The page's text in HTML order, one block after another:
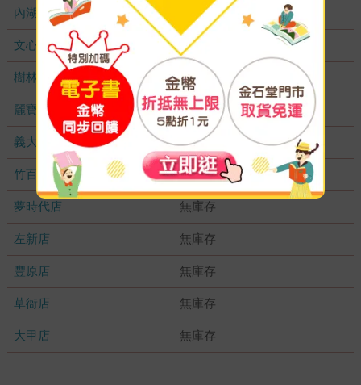
內湖大潤發 無庫存
文心店 無庫存
樹林店 無庫存
麗寶店 無庫存
義大店 無庫存
竹百店 無庫存
夢時代店 無庫存
左新店 無庫存
豐原店 無庫存
草衙店 無庫存
大甲店 無庫存